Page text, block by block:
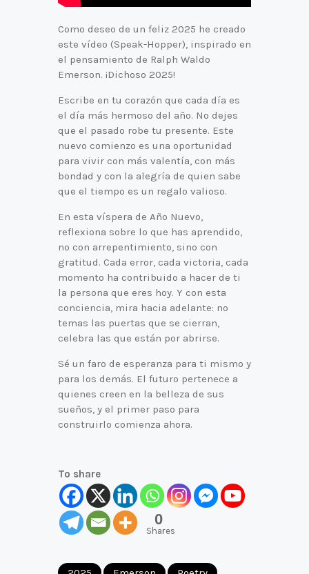
Como deseo de un feliz 2025 he creado
este vídeo (Speak-Hopper), inspirado en
el pensamiento de Ralph Waldo
Emerson. ¡Dichoso 2025!
Escribe en tu corazón que cada día es
el día más hermoso del año. No dejes
que el pasado robe tu presente. Este
nuevo comienzo es una oportunidad
para vivir con más valentía, con más
bondad y con la alegría de quien sabe
que el tiempo es un regalo valioso.
En esta víspera de Año Nuevo,
reflexiona sobre lo que has aprendido,
no con arrepentimiento, sino con
gratitud. Cada error, cada victoria, cada
momento ha contribuido a hacer de ti
la persona que eres hoy. Y con esta
conciencia, mira hacia adelante: no
temas las puertas que se cierran,
celebra las que están por abrirse.
Sé un faro de esperanza para ti mismo y
para los demás. El futuro pertenece a
quienes creen en la belleza de sus
sueños, y el primer paso para
construirlo comienza ahora.
To share
0
Shares